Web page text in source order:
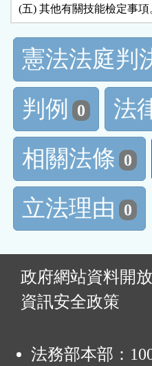
憲法法庭判
判例
0 法
相關法條 0
立法理由 0
政府網站資料開
資訊安全政策
法務部本部：